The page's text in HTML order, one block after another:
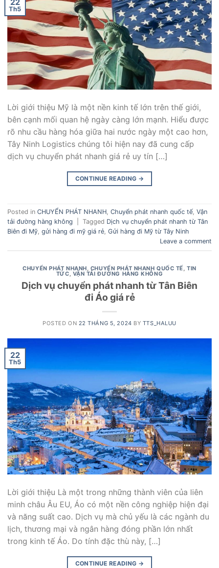
Th5
Lời giới thiệu Mỹ là một nền kinh tế lớn trên thế giới,
bên cạnh mối quan hệ ngày càng lớn mạnh. Hiểu được
rõ nhu cầu hàng hóa giữa hai nước ngày một cao hơn,
Tây Ninh Logistics chúng tôi hiện nay đã cung cấp
dịch vụ chuyển phát nhanh giá rẻ uy tín […]
CONTINUE READING →
Posted in CHUYỂN PHÁT NHANH, Chuyển phát nhanh quốc tế, Vận
tải đường hàng không
Tagged Dịch vụ chuyển phát nhanh từ Tân
Biên đi Mỹ, gửi hàng đi mỹ giá rẻ, Gửi hàng đi Mỹ từ Tây Ninh
Leave a comment
CHUYỂN PHÁT NHANH, CHUYỂN PHÁT NHANH QUỐC TẾ,TIN
TỨC, VẬN TẢI ĐƯỜNG HÀNG KHÔNG
Dịch vụ chuyển phát nhanh từ Tân Biên
đi Áo giá rẻ
POSTED ON 22 THÁNG 5, 2024 BY TTS_HALUU
22
Th5
Lời giới thiệu Là một trong những thành viên của liên
minh châu Âu EU, Áo có một nền công nghiệp hiện đại
và năng suất cao. Dịch vụ mà chủ yếu là các ngành du
lịch, thương mại và ngân hàng đóng phần lớn nhất
trong kinh tế Áo. Do tính đặc thù này, […]
CONTINUE READING →